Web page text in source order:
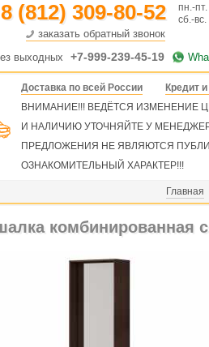
8 (812) 309-80-52
заказать обратный звонок
пн.-
сб.-
выходных +7-999-239-45-19
Доставка по всей России
Кредит
ВНИМАНИЕ!!! ВЕДЁТСЯ ИЗМЕНЕНИЕ
И НАЛИЧИЮ УТОЧНЯЙТЕ У
ПРЕДЛОЖЕНИЯ НЕ ЯВЛЯЮТСЯ
ОЗНАКОМИТЕЛЬНЫЙ ХАРАКТЕР!!!
Главная
комбинированная